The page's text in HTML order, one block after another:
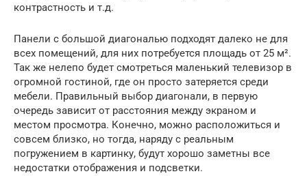
контрастность и т.д.
Панели с большой диагональю подходят далеко не для
всех помещений, для них потребуется площадь от 25 м².
Так же нелепо будет смотреться маленький телевизор в
огромной гостиной, где он просто затеряется среди
мебели. Правильный выбор диагонали, в первую
очередь зависит от расстояния между экраном и
местом просмотра. Конечно, можно расположиться и
совсем близко, но тогда, наряду с реальным
погружением в картинку, будут хорошо заметны все
недостатки отображения и подсветки.